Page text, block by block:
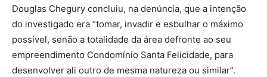
Douglas Chegury concluiu, na denúncia, que a intenção
do investigado era “tomar, invadir e esbulhar o máximo
possível, senão a totalidade da área defronte ao seu
empreendimento Condomínio Santa Felicidade, para
desenvolver ali outro de mesma natureza ou similar”.